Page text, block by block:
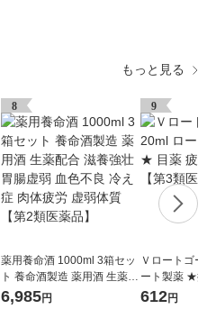
もっと見る
8
薬用養命酒 1000ml 3箱セッ
ト 養命酒製造 薬用酒 生薬配
合 滋養強壮 胃腸虚弱 血色不
6,985円
9
Ｖロートゴー
ート製薬 ★控
目 かすみ目【
612円